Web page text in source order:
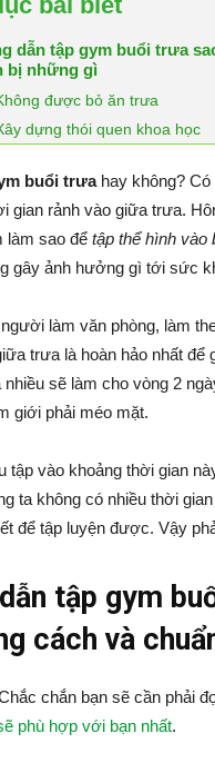
dẫn tập gym buổi trưa
bị những gì
được bỏ ăn trưa
dựng thói quen khoa học
buổi trưahay không? Có
gian rảnh vào giữa trưa.
làm sao để tập thể hình vào
gây ảnh hưởng gì tới sức
làm văn phòng, làm
trưa là hoàn hảo nhất để
nhiều sẽ làm cho vòng 2
giới phải méo mặt.
tập vào khoảng thời gian
ta không có nhiều thời
để tập luyện được. Vậy
tập gym
cách và
chắn bạn sẽ cần phải
phù hợp với bạn nhất.